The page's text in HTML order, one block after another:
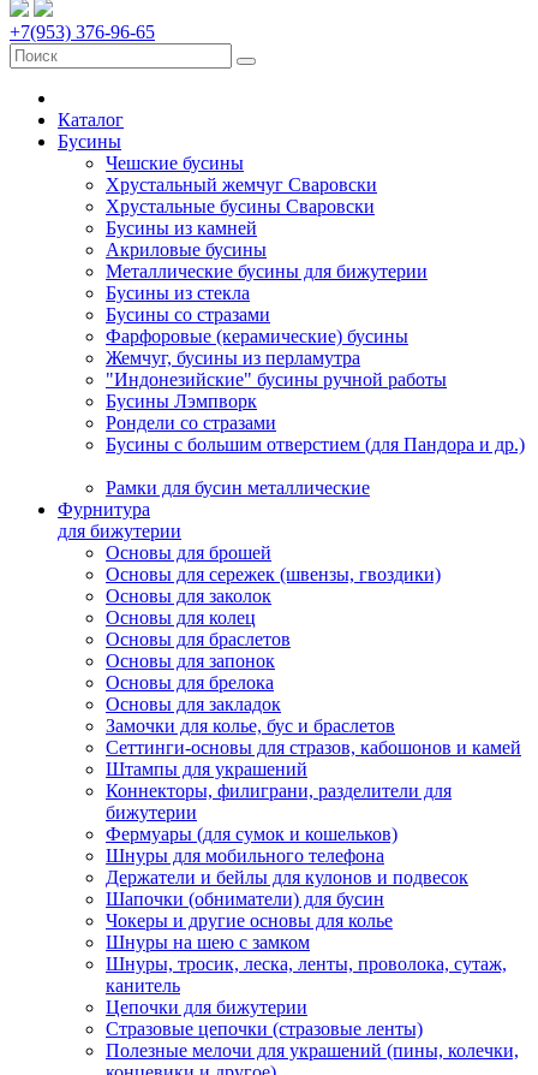
+7(953) 376-96-65
Каталог
Бусины
Чешские бусины
Хрустальный жемчуг Сваровски
Хрустальные бусины Сваровски
Бусины из камней
Акриловые бусины
Металлические бусины для бижутерии
Бусины из стекла
Бусины со стразами
Фарфоровые (керамические) бусины
Жемчуг, бусины из перламутра
"Индонезийские" бусины ручной работы
Бусины Лэмпворк
Рондели со стразами
Бусины с большим отверстием (для Пандора и др.)
Рамки для бусин металлические
Фурнитура
для бижутерии
Основы для брошей
Основы для сережек (швензы, гвоздики)
Основы для заколок
Основы для колец
Основы для браслетов
Основы для запонок
Основы для брелока
Основы для закладок
Замочки для колье, бус и браслетов
Сеттинги-основы для стразов, кабошонов и камей
Штампы для украшений
Коннекторы, филиграни, разделители для
бижутерии
Фермуары (для сумок и кошельков)
Шнуры для мобильного телефона
Держатели и бейлы для кулонов и подвесок
Шапочки (обниматели) для бусин
Чокеры и другие основы для колье
Шнуры на шею с замком
Шнуры, тросик, леска, ленты, проволока, сутаж,
канитель
Цепочки для бижутерии
Стразовые цепочки (стразовые ленты)
Полезные мелочи для украшений (пины, колечки,